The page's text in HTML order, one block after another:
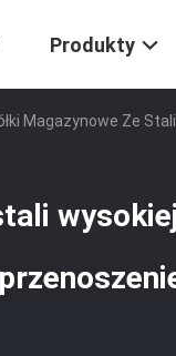
Produkty
Magazynowe Ze